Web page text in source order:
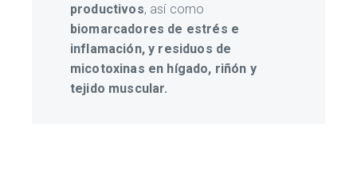
productivos, así como
biomarcadores de estrés e
inflamación, y residuos de
micotoxinas en hígado, riñón y
tejido muscular.